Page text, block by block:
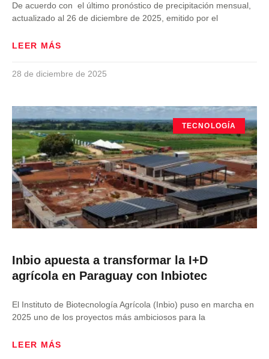
De acuerdo con el último pronóstico de precipitación mensual,
actualizado al 26 de diciembre de 2025, emitido por el
LEER MÁS
28 de diciembre de 2025
TECNOLOGÍA
Inbio apuesta a transformar la I+D
agrícola en Paraguay con Inbiotec
El Instituto de Biotecnología Agrícola (Inbio) puso en marcha en
2025 uno de los proyectos más ambiciosos para la
LEER MÁS